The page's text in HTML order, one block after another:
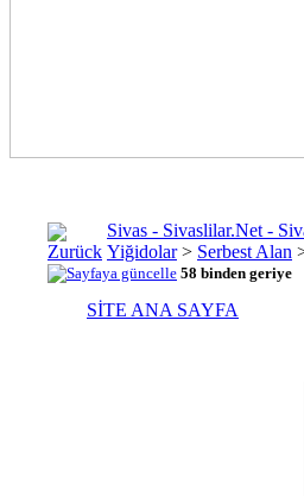
Sivas - Sivaslilar.Net -
Yiğidolar > Serbest Alan
58 binden geriye
SİTE ANA SAYFA